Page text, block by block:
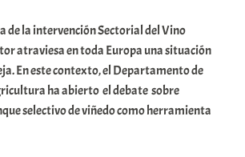
de la intervención Sectorial del Vino
atraviesa en toda Europa una situación
En este contexto, el Departamento de
ha abierto el debate sobre
selectivo de viñedo como herramienta